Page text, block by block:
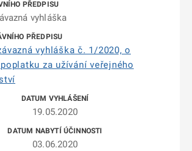
vyhláška
vyhláška č. 1/2020, o
za užívání veřejného
19.05.2020
03.06.2020